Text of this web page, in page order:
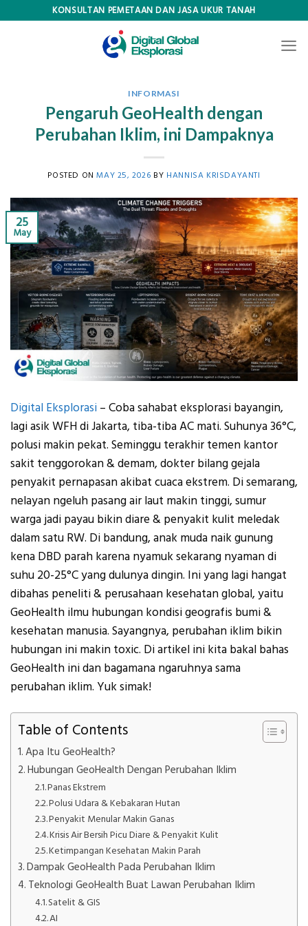
KONSULTAN PEMETAAN DAN JASA UKUR TANAH
INFORMASI
Pengaruh GeoHealth dengan
Perubahan Iklim, ini Dampaknya
POSTED ONMAY 25, 2026 BY HANNISA KRISDAYANTI
25
May
Digital Eksplorasi – Coba sahabat eksplorasi bayangin,
lagi asik WFH di Jakarta, tiba-tiba AC mati. Suhunya 36°C,
polusi makin pekat. Seminggu terakhir temen kantor
sakit tenggorokan & demam, dokter bilang gejala
penyakit pernapasan akibat cuaca ekstrem. Di semarang,
nelayan ngeluh pasang air laut makin tinggi, sumur
warga jadi payau bikin diare & penyakit kulit meledak
dalam satu RW. Di bandung, anak muda naik gunung
kena DBD parah karena nyamuk sekarang nyaman di
suhu 20-25°C yang dulunya dingin. Ini yang lagi hangat
dibahas peneliti & perusahaan kesehatan global, yaitu
GeoHealth ilmu hubungan kondisi geografis bumi &
kesehatan manusia. Sayangnya, perubahan iklim bikin
hubungan ini makin toxic. Di artikel ini kita bakal bahas
GeoHealth ini dan bagamana ngaruhnya sama
perubahan iklim. Yuk simak!
Table of Contents
Apa Itu GeoHealth?
Hubungan GeoHealth Dengan Perubahan Iklim
Panas Ekstrem
Polusi Udara & Kebakaran Hutan
Penyakit Menular Makin Ganas
Krisis Air Bersih Picu Diare & Penyakit Kulit
Ketimpangan Kesehatan Makin Parah
Dampak GeoHealth Pada Perubahan Iklim
Teknologi GeoHealth Buat Lawan Perubahan Iklim
Satelit & GIS
AI